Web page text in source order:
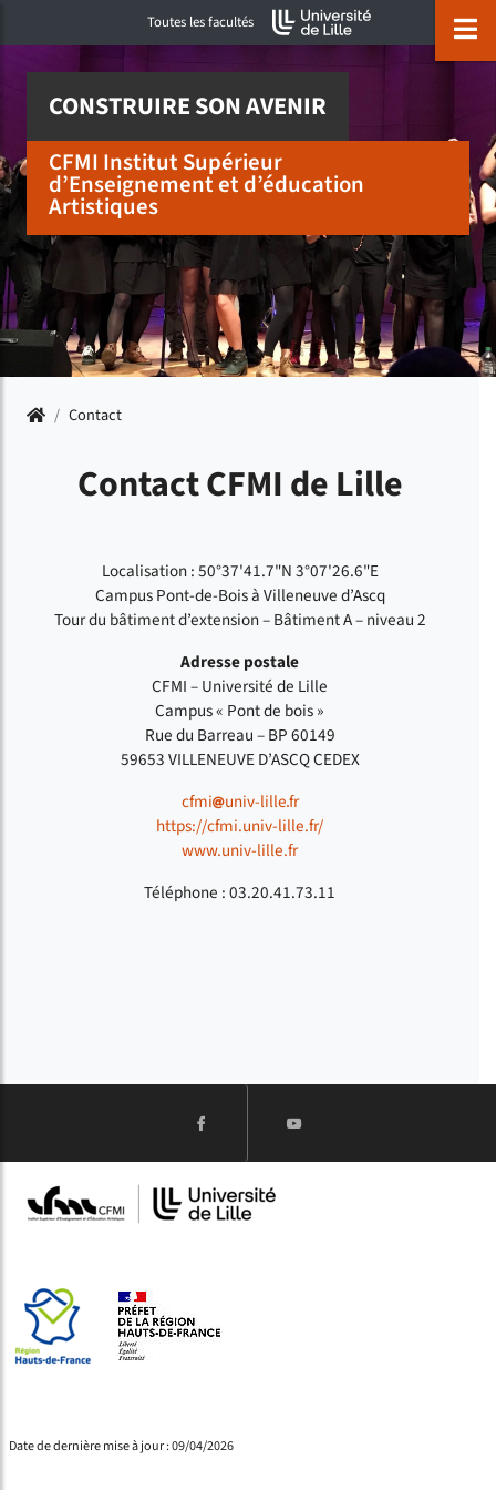
Accéder au menu principal
Accéder à la recherche
Accéder au pied de pageToutes les facultés
CONSTRUIRE SON AVENIR
CFMI Institut Supérieur
d’Enseignement et d’éducation
Artistiques
Accueil
/ Contact
Contact CFMI de Lille
Localisation : 50°37'41.7"N 3°07'26.6"E
Campus Pont-de-Bois à Villeneuve d’Ascq
Tour du bâtiment d’extension – Bâtiment A – niveau 2
Adresse postale
CFMI – Université de Lille
Campus « Pont de bois »
Rue du Barreau – BP 60149
59653 VILLENEUVE D’ASCQ CEDEX
cfmi univ-lillefr
https://cfmi.univ-lille.fr/
www.univ-lille.fr
Téléphone : 03.20.41.73.11
Date de dernière mise à jour : 09/04/2026